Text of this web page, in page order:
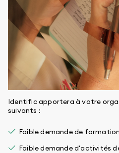
Identific apportera à votre
suivants :
Faible demande de
Faible demande d'activités